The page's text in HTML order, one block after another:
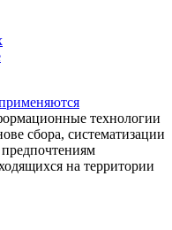
технологии
сбора, систематизации
на территории